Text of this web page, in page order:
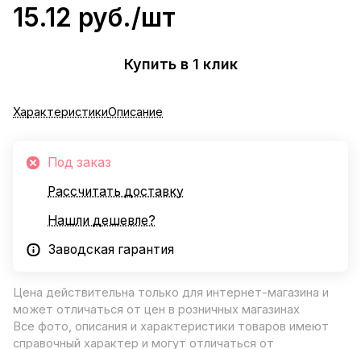
15.12 руб./шт
Купить в 1 клик
ХарактеристикиОписание
Под заказ
Рассчитать доставку
Нашли дешевле?
Заводская гарантия
Цена действительна только для интернет-магазина и
может отличаться от цен в розничных магазинах
Все фото, описания и характеристики товаров имеют
справочный характер и могут отличаться от